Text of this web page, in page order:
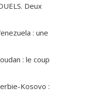
Deux
: une
: le coup
Kosovo :